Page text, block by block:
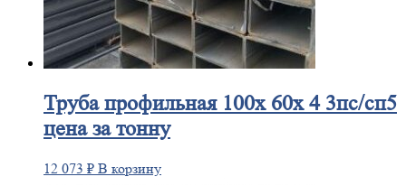
Трубапрофильная 100х 60х 4 3пс/сп5
цена за тонну
12 073 ₽ В корзину